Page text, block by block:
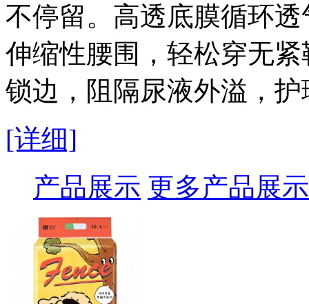
不停留。高透底膜循环
伸缩性腰围，轻松穿无
锁边，阻隔尿液外溢，
[详细]
产品展示 更多产品展示